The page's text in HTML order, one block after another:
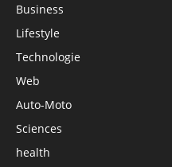
Business
Lifestyle
Technologie
Web
Auto-Moto
Sciences
health